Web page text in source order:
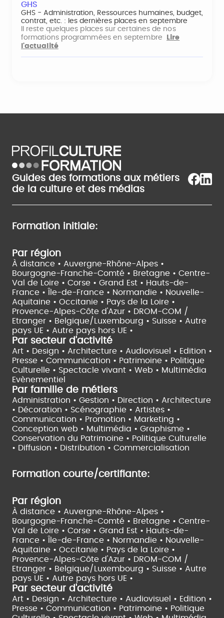
GHS
GHS - Administration, Ressources humaines, budget,
contrat, etc. : les dernières places en septembre
Il reste quelques places sur certaines de nos
formations programmées en septembre
Lire
l'actualité
Guides des formations aux métiers
de la culture et des médias
Formation initiale:
Par région
À distance • Auvergne-Rhône-Alpes •
Bourgogne-Franche-Comté • Bretagne • Centre-
Val de Loire • Corse • Grand Est • Hauts-de-
France •
Île-de-France • Normandie • Nouvelle-
Aquitaine • Occitanie • Pays de la Loire •
Provence-Alpes-Côte d'Azur • DROM-COM /
Etranger • Belgique/Luxembourg • Suisse • Autre
pays UE • Autre pays hors UE •
Par secteur d'activité
Art • Design • Architecture • Audiovisuel • Edition •
Presse • Communication • Patrimoine • Politique
Culturelle • Spectacle vivant • Web • Multimédia
Evènementiel
Par famille de métiers
Administration • Gestion • Direction • Architecture
• Décoration • Scénographie • Artistes •
Communication • Promotion • Marketing •
Conception web • Multimédia • Graphisme •
Conservation du Patrimoine • Politique Culturelle
• Diffusion • Distribution • Commercialisation
Formation courte/certifiante:
Par région
À distance • Auvergne-Rhône-Alpes •
Bourgogne-Franche-Comté • Bretagne • Centre-
Val de Loire • Corse • Grand Est • Hauts-de-
France •
Île-de-France • Normandie • Nouvelle-
Aquitaine • Occitanie • Pays de la Loire •
Provence-Alpes-Côte d'Azur • DROM-COM /
Etranger • Belgique/Luxembourg • Suisse • Autre
pays UE • Autre pays hors UE •
Par secteur d'activité
Art • Design • Architecture • Audiovisuel • Edition •
Presse • Communication • Patrimoine • Politique